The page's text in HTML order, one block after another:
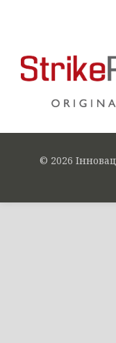
© 2026